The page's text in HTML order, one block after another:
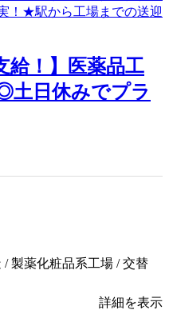
給！】医薬品工
土日休みでプラ
製薬化粧品系工場 / 交替
詳細を表示